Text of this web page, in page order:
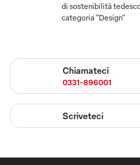
di sostenibilità
categoria "Design"
Chiamateci
0331-896001
Scriveteci